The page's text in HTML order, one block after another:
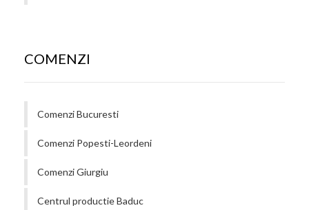
COMENZI
Comenzi Bucuresti
Comenzi Popesti-Leordeni
Comenzi Giurgiu
Centrul productie Baduc